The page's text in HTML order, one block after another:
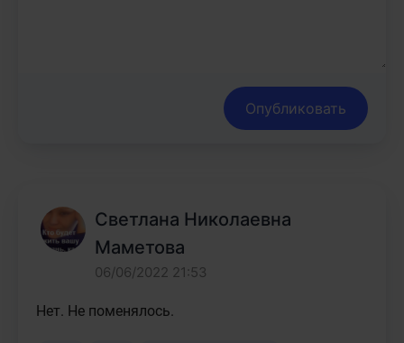
Опубликовать
Светлана Николаевна
Маметова
06/06/2022 21:53
Нет. Не поменялось.